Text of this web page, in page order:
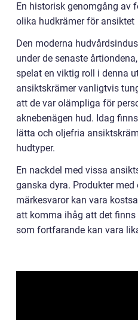
En historisk genomgång av
olika hudkrämer för ansiktet
Den moderna
under de senaste
spelat en viktig roll i denna
ansiktskrämer vanligtvis
att de var olämpliga för
aknebenägen hud. Idag
lätta och oljefria
hudtyper.
En nackdel med vissa
ganska dyra. Produkter
märkesvaror kan vara
att komma ihåg att det
som fortfarande kan vara